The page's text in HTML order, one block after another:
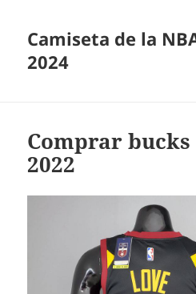
Camiseta de la
2024
Comprar
2022